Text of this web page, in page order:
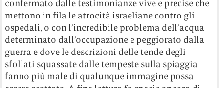
confermato dalle testimonianze vive e precise che
mettono in fila le atrocità israeliane contro gli
ospedali, o con l’incredibile problema dell’acqua
determinato dall’occupazione e peggiorato dalla
guerra e dove le descrizioni delle tende degli
sfollati squassate dalle tempeste sulla spiaggia
fanno più male di qualunque immagine possa